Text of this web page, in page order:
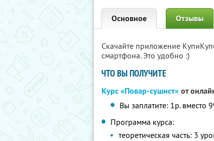
Основное Отзывы
Скачайте приложение
смартфона. Это удобно :)
ЧТО ВЫ ПОЛУЧИТЕ
Курс «Повар-сушист»от
Вы заплатите: 1р. вместо
Программа курса:
теоретическая часть: 3